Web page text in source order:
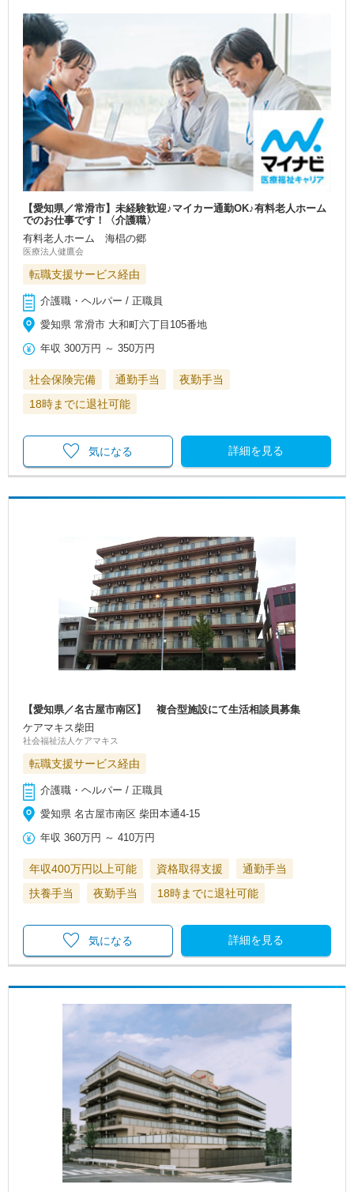
【愛知県／常滑市】未経験歓迎♪マイカー通勤OK♪有料老人ホーム
でのお仕事です！〈介護職〉
有料老人ホーム 海椙の郷
医療法人健鷹会
転職支援サービス経由
介護職・ヘルパー / 正職員
愛知県 常滑市 大和町六丁目105番地
年収 300万円 ～350万円
社会保険完備 通勤手当
夜勤手当
18時までに退社可能
詳細を見る
気になる
【愛知県／名古屋市南区】 複合型施設にて生活相談員募集
ケアマキス柴田
社会福祉法人ケアマキス
転職支援サービス経由
介護職・ヘルパー / 正職員
愛知県 名古屋市南区 柴田本通4-15
年収 360万円 ～410万円
年収400万円以上可能 資格取得支援
通勤手当
扶養手当
夜勤手当 18時までに退社可能
詳細を見る
気になる